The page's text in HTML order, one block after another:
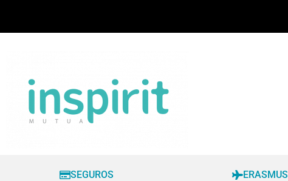
SEGUROS ERASMUS